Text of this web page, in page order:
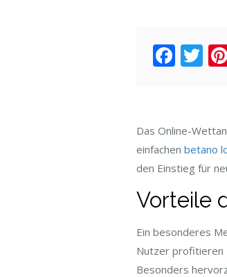
Das Online-
einfachen betano
den Einstieg für
Vorteile
Ein besonderes
Nutzer profitieren
Besonders